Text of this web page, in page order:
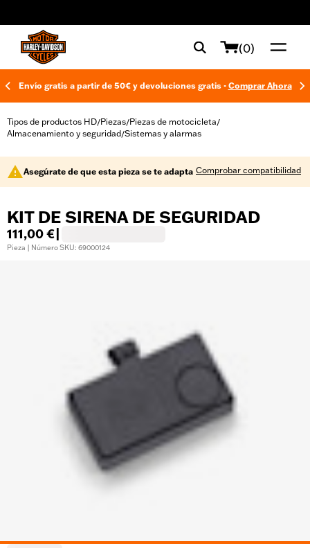
(0)
Envío gratis a partir de 50€ y devoluciones gratis - Comprar Ahora
Tipos de productos HD/Piezas/Piezas de motocicleta/
Almacenamiento y seguridad/Sistemas y alarmas
Asegúrate de que esta pieza se te adapta Comprobar compatibilidad
KIT DE SIRENA DE SEGURIDAD
111,00 €
Pieza | Número SKU: 69000124